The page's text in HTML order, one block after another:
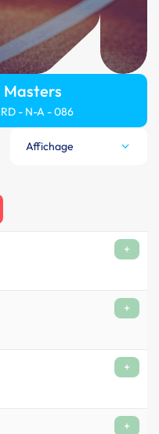
Masters
- N-A - 086
Affichage
+
+
+
+